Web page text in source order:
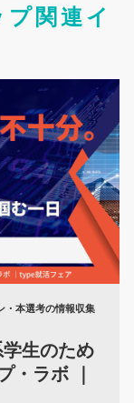
関連イ
・本選考の情報収集
学生のため
・ラボ ｜